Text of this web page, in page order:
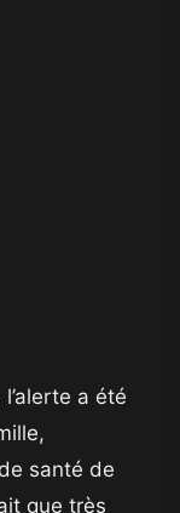
a été
santé de
que très